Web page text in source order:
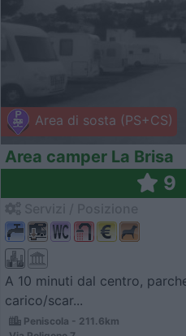
Area di sosta (PS+CS)
Area camper La Brisa
9
A 10 minuti dal centro,
carico/scar...
Peniscola - 211.6km